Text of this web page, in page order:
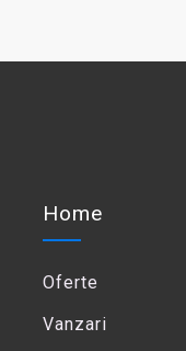
Home
Oferte
Vanzari